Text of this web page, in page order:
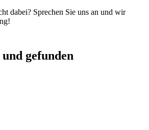
dabei? Sprechen Sie uns an und wir
gefunden